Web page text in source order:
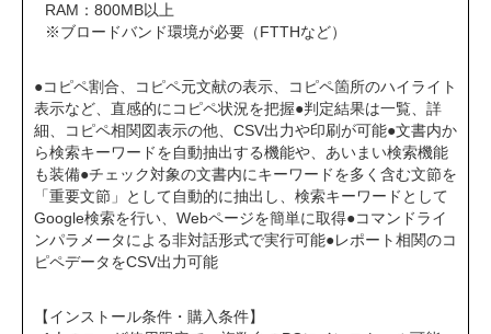
RAM：800MB以上
※ブロードバンド環境が必要（FTTHなど）
●コピペ割合、コピペ元文献の表示、コピペ箇所のハイライト
表示など、直感的にコピペ状況を把握●判定結果は一覧、詳
細、コピペ相関図表示の他、CSV出力や印刷が可能●文書内か
ら検索キーワードを自動抽出する機能や、あいまい検索機能
も装備●チェック対象の文書内にキーワードを多く含む文節を
「重要文節」として自動的に抽出し、検索キーワードとして
Google検索を行い、Webページを簡単に取得●コマンドライ
ンパラメータによる非対話形式で実行可能●レポート相関のコ
ピペデータをCSV出力可能
【インストール条件・購入条件】